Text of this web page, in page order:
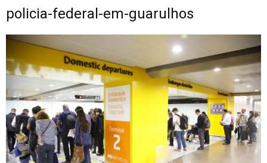
policia-federal-em-guarulhos